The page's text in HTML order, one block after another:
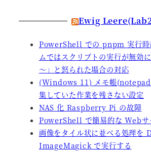
Ewig
PowerShell での pnpm 実行時
ムではスクリプトの実行が無効
～」と怒られた場合の対応
(Windows 11) メモ帳
集していた作業を残さない設定
NAS 化 Raspberry Pi の故障
PowerShell で簡易的な Webサ
画像をタイル状に並べる処理を
ImageMagick で実行する